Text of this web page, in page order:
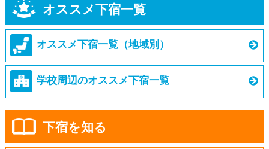
オススメ下宿一覧
オススメ下宿一覧（地域別）
学校周辺のオススメ下宿一覧
下宿を知る